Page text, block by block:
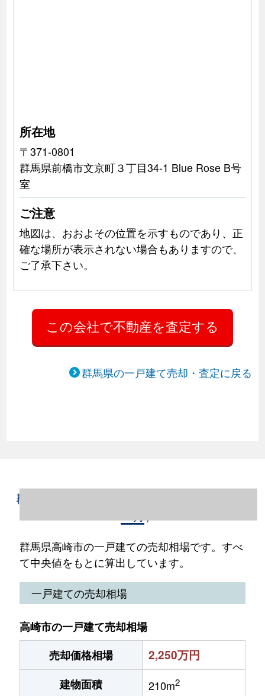
所在地
〒371-0801
群馬県前橋市文京町３丁目34‐1 Blue Rose B号
室
ご注意
地図は、おおよその位置を示すものであり、正
確な場所が表示されない場合もありますので、
ご了承下さい。
群馬県の一戸建て売却・査定に戻る
群馬県高崎市の一戸建て売却情報（2023年1
群馬県高崎市の一戸建ての売却相場です。すべ
て中央値をもとに算出しています。
一戸建ての売却相場
高崎市の一戸建て売却相場
売却価格相場
2,250万円
建物面積 210m2